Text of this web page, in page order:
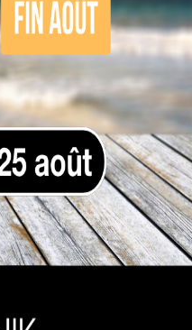
peau grasse